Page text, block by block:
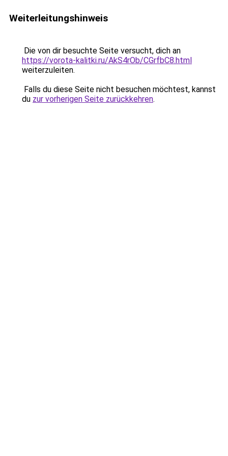
Weiterleitungshinweis
Die von dir besuchte Seite versucht, dich an
https://vorota-kalitki.ru/AkS4rOb/CGrfbC8.html
weiterzuleiten.
Falls du diese Seite nicht besuchen möchtest, kannst
du zur vorherigen Seite zurückkehren.